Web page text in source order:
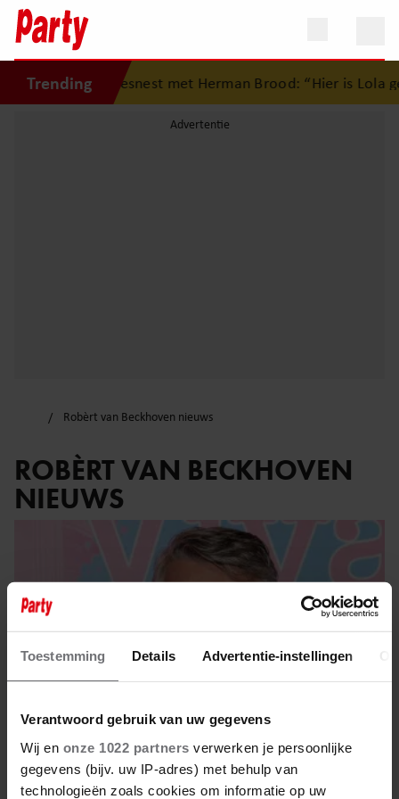
Toestemming Details Advertentie-instellingen
Verantwoord gebruik van uw gegevens
Wij en onze 1022 partners verwerken je persoonlijke
gegevens (bijv. uw IP-adres) met behulp van
technologieën zoals cookies om informatie op uw
Trending
op eerste liefdesnest met Herman Brood: “Hier is Lola
Robèrt van Beckhoven nieuws
ROBÈRT VAN BECKHOVEN
NIEUWS